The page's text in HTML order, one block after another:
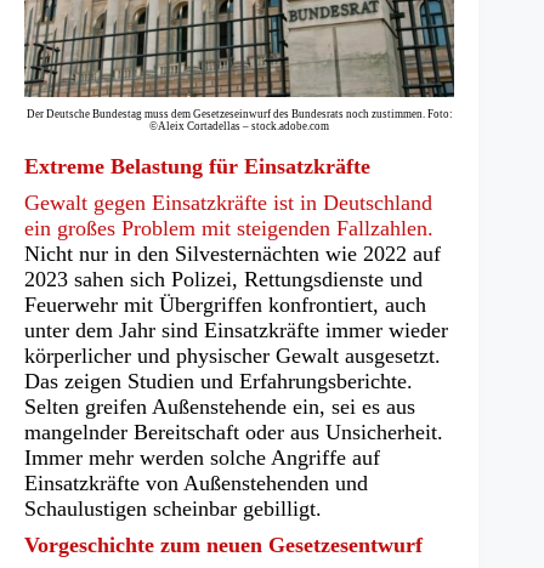
Der Deutsche Bundestag muss dem Gesetzeseinwurf des Bundesrats noch zustimmen. Foto:
©Aleix Cortadellas – stock.adobe.com
Extreme Belastung für Einsatzkräfte
Gewalt gegen Einsatzkräfte ist in Deutschland
ein großes Problem mit steigenden Fallzahlen.
Nicht nur in den Silvesternächten wie 2022 auf
2023 sahen sich Polizei, Rettungsdienste und
Feuerwehr mit Übergriffen konfrontiert, auch
unter dem Jahr sind Einsatzkräfte immer wieder
körperlicher und physischer Gewalt ausgesetzt.
Das zeigen Studien und Erfahrungsberichte.
Selten greifen Außenstehende ein, sei es aus
mangelnder Bereitschaft oder aus Unsicherheit.
Immer mehr werden solche Angriffe auf
Einsatzkräfte von Außenstehenden und
Schaulustigen scheinbar gebilligt.
Vorgeschichte zum neuen Gesetzesentwurf